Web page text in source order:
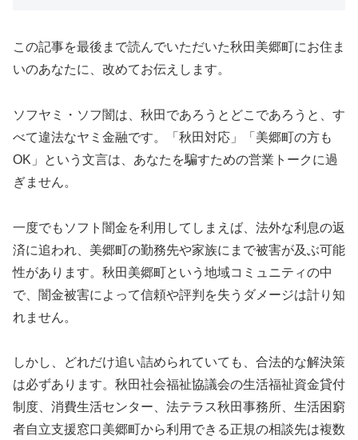
この記事を最後まで読んでいただいた秋田美郷町にお住ま
いのあなたに、改めてお伝えします。
ソフヤミ・ソフ闇は、秋田であろうとどこであろうと、す
べて違法なヤミ金融です。「秋田対応」「美郷町の方も
OK」という文言は、あなたを騙すための営業トークに過
ぎません。
一度でもソフト闇金を利用してしまえば、法外な利息の返
済に追われ、美郷町の勤務先や家族にまで被害が及ぶ可能
性があります。秋田美郷町という地域コミュニティの中
で、闇金被害によって信頼や評判を失うダメージは計り知
れません。
しかし、どれだけ追い詰められていても、合法的な解決策
は必ずあります。秋田社会福祉協議会の生活福祉資金貸付
制度、消費生活センター、法テラス秋田事務所、生活困窮
者自立支援窓口美郷町から利用できる正規の相談先は複数